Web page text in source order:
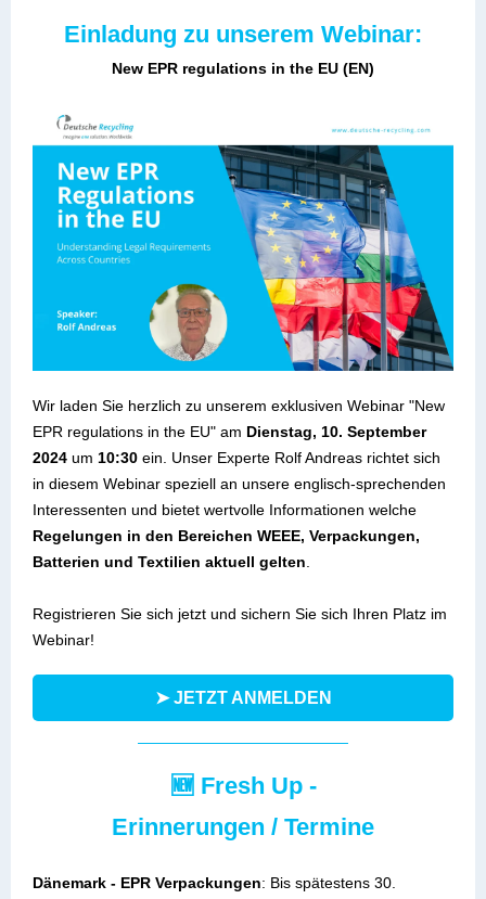
Einladung zu unserem Webinar:
New EPR regulations in the EU (EN)
Wir laden Sie herzlich zu unserem exklusiven Webinar "New
EPR regulations in the EU" am Dienstag, 10. September
2024 um 10:30 ein. Unser Experte Rolf Andreas richtet sich
in diesem Webinar speziell an unsere englisch-sprechenden
Interessenten und bietet wertvolle Informationen welche
Regelungen in den Bereichen WEEE, Verpackungen,
Batterien und Textilien aktuell gelten
Registrieren Sie sich jetzt und sichern Sie sich Ihren Platz im
Webinar!
➤ JETZT ANMELDEN
🆕 Fresh Up -
Erinnerungen / Termine
Dänemark - EPR Verpackungen: Bis spätestens 30.